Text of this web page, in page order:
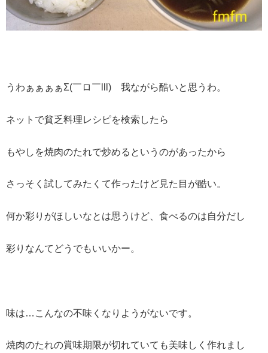
うわぁぁぁぁΣ(￣ロ￣lll) 我ながら酷いと思うわ。
ネットで貧乏料理レシピを検索したら
もやしを焼肉のたれで炒めるというのがあったから
さっそく試してみたくて作ったけど見た目が酷い。
何か彩りがほしいなとは思うけど、食べるのは自分だし
彩りなんてどうでもいいかー。
味は…こんなの不味くなりようがないです。
焼肉のたれの賞味期限が切れていても美味しく作れまし